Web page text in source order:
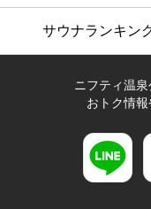
サウナランキン
ニフティ温
おトク情